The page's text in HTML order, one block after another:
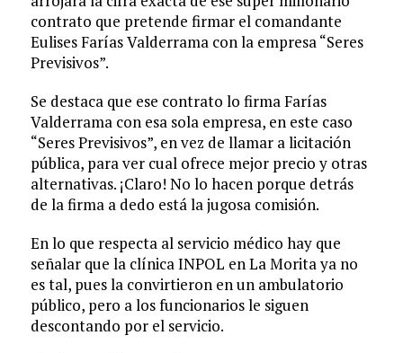
contrato que pretende firmar el comandante
Eulises Farías Valderrama con la empresa “Seres
Previsivos”.
Se destaca que ese contrato lo firma Farías
Valderrama con esa sola empresa, en este caso
“Seres Previsivos”, en vez de llamar a licitación
pública, para ver cual ofrece mejor precio y otras
alternativas. ¡Claro! No lo hacen porque detrás
de la firma a dedo está la jugosa comisión.
En lo que respecta al servicio médico hay que
señalar que la clínica INPOL en La Morita ya no
es tal, pues la convirtieron en un ambulatorio
público, pero a los funcionarios le siguen
descontando por el servicio.